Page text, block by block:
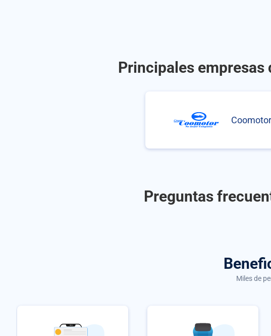
Principales empresas
Coomotor
Preguntas
Miles de